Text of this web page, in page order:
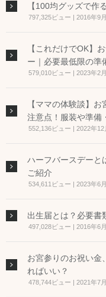
【100均グッズで作
797,325ビュー | 2016年9
【これだけでOK】
ー｜必要最低限の準
579,010ビュー | 2023年2
【ママの体験談】
注意点！服装や準備
552,136ビュー | 2022年12
ハーフバースデーと
ご紹介
534,611ビュー | 2023年6
出生届とは？必要書
497,028ビュー | 2016年6
お宮参りのお祝い金
ればいい？
478,744ビュー | 2021年7